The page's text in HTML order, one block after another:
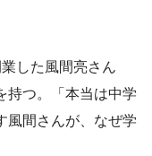
した風間亮さん
持つ。「本当は中学
風間さんが、なぜ学